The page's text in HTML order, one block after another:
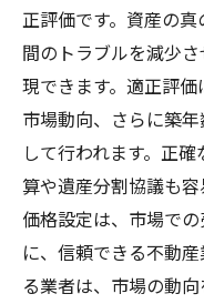
正評価です。資産の
間のトラブルを減少
現できます。適正評
市場動向、さらに築
して行われます。正
算や遺産分割協議も
価格設定は、市場で
に、信頼できる不動
る業者は、市場の動